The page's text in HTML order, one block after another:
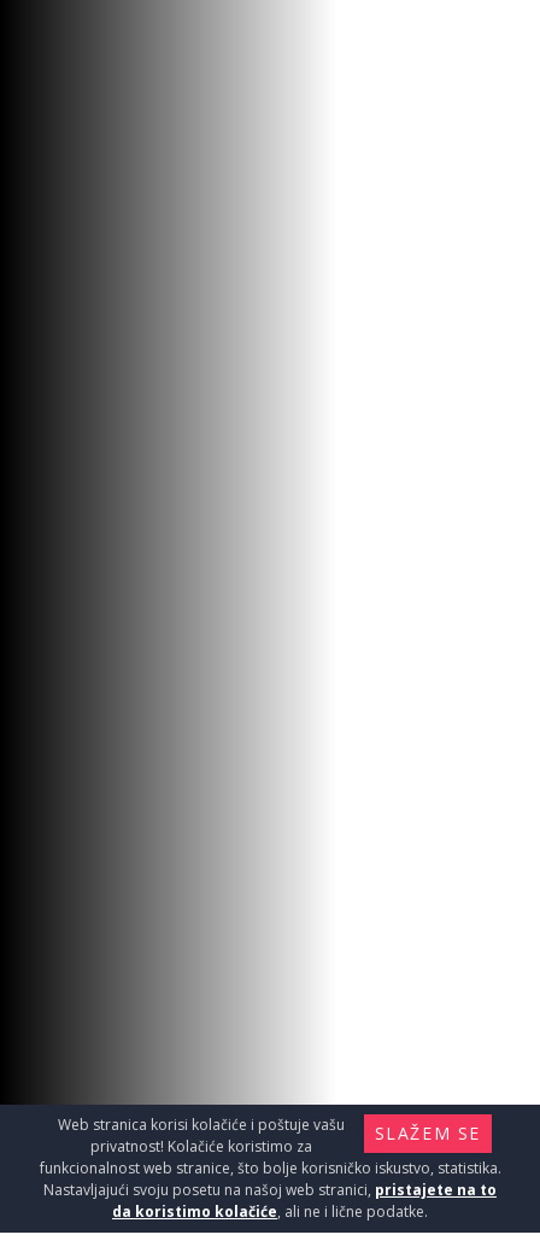
SLAŽEM SE
Web stranica korisi kolačiće i poštuje vašu
privatnost! Kolačiće koristimo za
funkcionalnost web stranice, što bolje korisničko iskustvo, statistika.
Nastavljajući svoju posetu na našoj web stranici, pristajete na to
da koristimo kolačiće, ali ne i lične podatke.